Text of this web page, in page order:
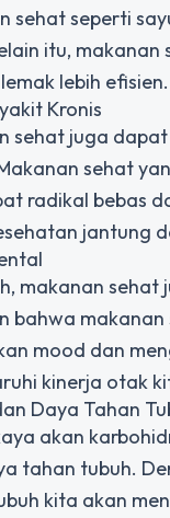
sehat seperti
itu,
lebih efisien.
Kronis
sehat juga
sehat
radikal bebas
jantung
makanan
bahwa
mood dan
kinerja otak
Daya Tahan
akan
tahan tubuh.
kita akan